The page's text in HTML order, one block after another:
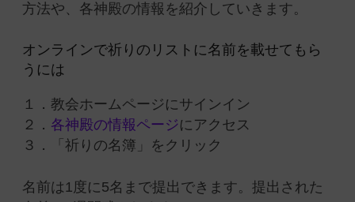
方法や、各神殿の情報を紹介していきます。
オンラインで祈りのリストに名前を載せてもら
うには
１．教会ホームページにサインイン
２． 各神殿の情報ページにアクセス
３．「祈りの名簿」をクリック
名前は1度に5名まで提出できます。提出された